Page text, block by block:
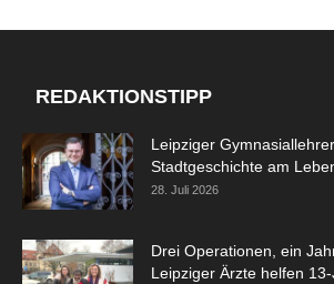
REDAKTIONSTIPP
Leipziger
Stadtgeschichte am
28. Juli 2026
Drei Operationen, ein
Leipziger Ärzte helfen